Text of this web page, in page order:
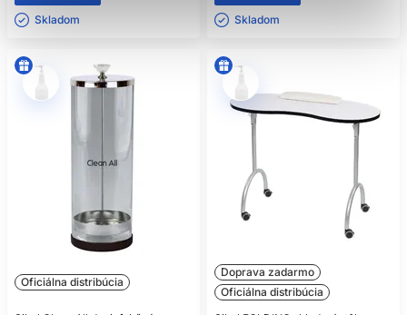
Skladom ㅤ Skladom ㅤ
Oficiálna distribúcia
Doprava zadarmo
Oficiálna distribúcia